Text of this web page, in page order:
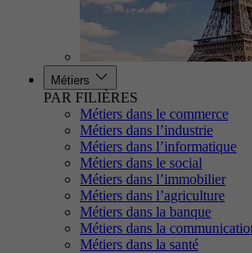
Métiers
PAR FILIÈRES
Métiers dans le commerce
Métiers dans l’industrie
Métiers dans l’informatique
Métiers dans le social
Métiers dans l’immobilier
Métiers dans l’agriculture
Métiers dans la banque
Métiers dans la
Métiers dans la santé